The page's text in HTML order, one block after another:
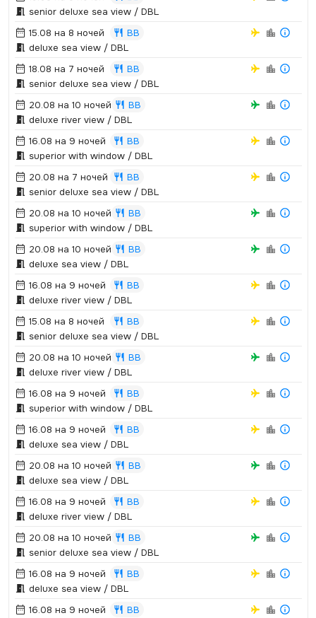
senior deluxe sea view / DBL
15.08 на 8 ночей
BB
deluxe sea view / DBL
18.08 на 7 ночей
BB
senior deluxe sea view / DBL
20.08 на 10 ночей
BB
deluxe river view / DBL
16.08 на 9 ночей
BB
superior with window / DBL
20.08 на 7 ночей
BB
senior deluxe sea view / DBL
20.08 на 10 ночей
BB
superior with window / DBL
20.08 на 10 ночей
BB
deluxe sea view / DBL
16.08 на 9 ночей
BB
deluxe river view / DBL
15.08 на 8 ночей
BB
senior deluxe sea view / DBL
20.08 на 10 ночей
BB
deluxe river view / DBL
16.08 на 9 ночей
BB
superior with window / DBL
16.08 на 9 ночей
BB
deluxe sea view / DBL
20.08 на 10 ночей
BB
deluxe sea view / DBL
16.08 на 9 ночей
BB
deluxe river view / DBL
20.08 на 10 ночей
BB
senior deluxe sea view / DBL
16.08 на 9 ночей
BB
deluxe sea view / DBL
16.08 на 9 ночей
BB